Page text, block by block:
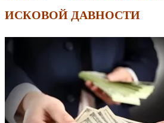
ИСКОВОЙ ДАВНОСТИ